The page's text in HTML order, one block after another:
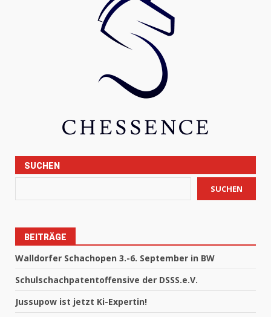
SUCHEN
SUCHEN
BEITRÄGE
Walldorfer Schachopen 3.-6. September in BW
Schulschachpatentoffensive der DSSS.e.V.
Jussupow ist jetzt Ki-Expertin!